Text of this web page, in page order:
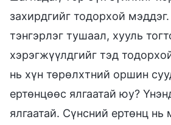
захирдгийг тодорхой
тэнгэрлэг тушаал, хууль
хэрэгжүүлдгийг тэд
нь хүн төрөлхтний оршин
ертөнцөөс ялгаатай юу?
ялгаатай. Сүнсний ертөнц нь